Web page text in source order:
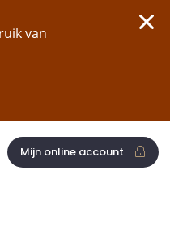
van
Mijn online account